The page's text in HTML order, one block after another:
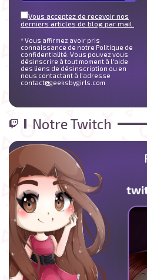
Vous acceptez de recevoir nos
derniers articles de blog par mail.
* Vous affirmez avoir pris
connaissance de notre Politique de
confidentialité. Vous pouvez vous
désinscrire à tout moment à l'aide
des liens de désinscription ou en
nous contactant à l'adresse
contact@geeksbygirls.com
Notre Twitch